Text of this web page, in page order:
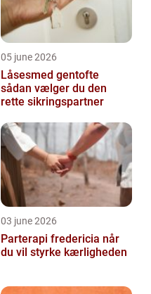
05 june 2026
Låsesmed gentofte
sådan vælger du den
rette sikringspartner
03 june 2026
Parterapi fredericia når
du vil styrke kærligheden